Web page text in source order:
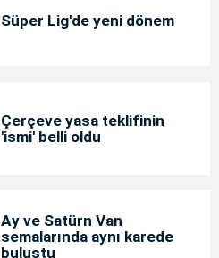
Süper Lig'de yeni dönem
Çerçeve yasa teklifinin
'ismi' belli oldu
Ay ve Satürn Van
semalarında aynı karede
buluştu